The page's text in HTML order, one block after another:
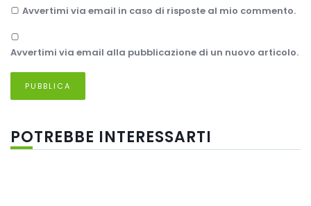
Avvertimi via email in caso di risposte al mio commento.
Avvertimi via email alla pubblicazione di un nuovo articolo.
POTREBBE INTERESSARTI